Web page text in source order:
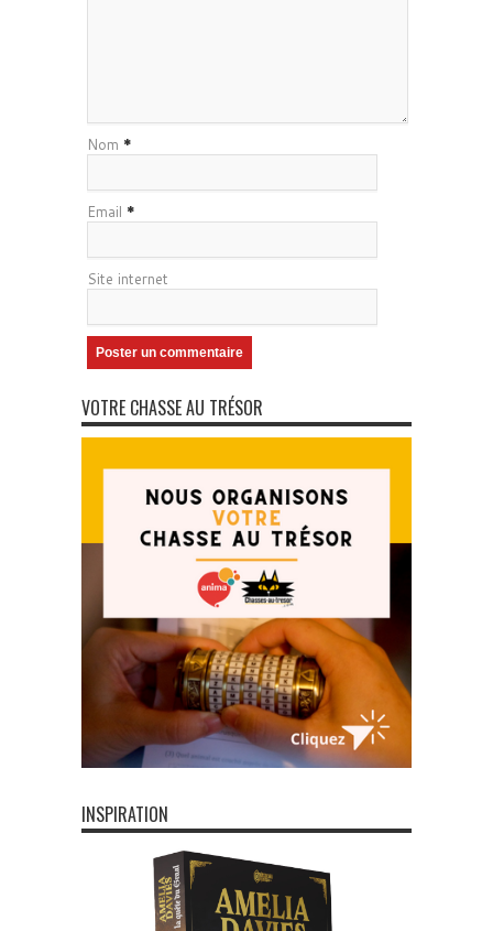
Nom *
Email *
Site internet
VOTRE CHASSE AU TRÉSOR
INSPIRATION